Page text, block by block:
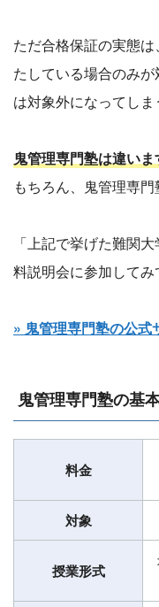
ただ合格保証の実態
たしている場合のみ
は対象外になってしま
鬼管理専門塾は違いま
もちろん、鬼管理専
「上記で挙げた難関
料説明会に参加してみ
» 鬼管理専門塾の公式
鬼管理専門塾の基
料金
対象
授業形式